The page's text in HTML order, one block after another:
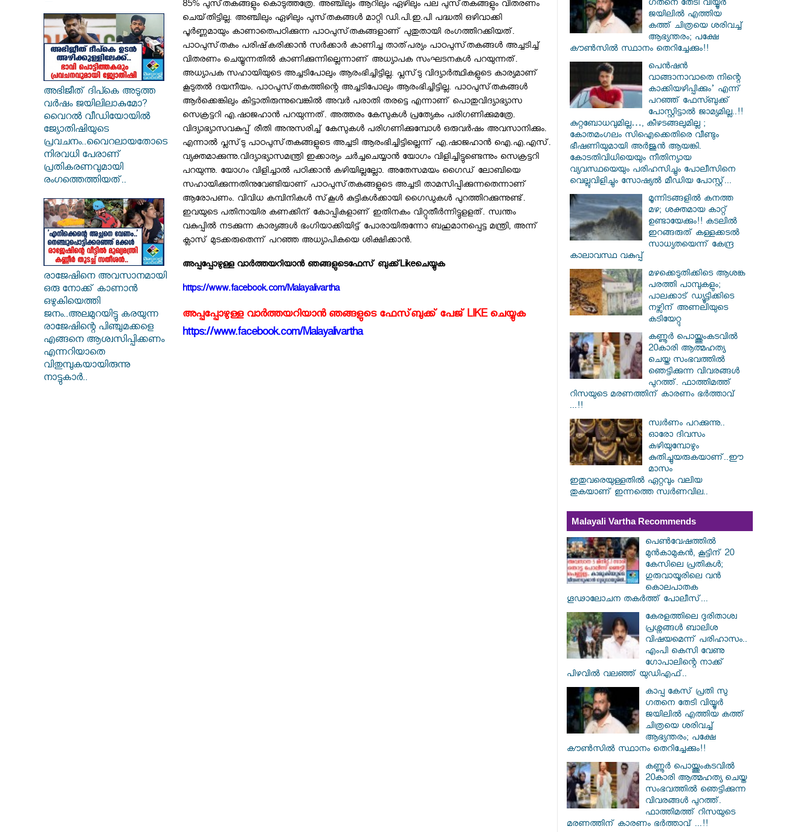
അഭിജീത് ദിപ്കെ അടുത്ത
വർഷം ജയിലിലാകുമോ?
വൈറൽ വീഡിയോയിൽ
ജ്യോതിഷിയുടെ
പ്രവചനം..വൈറലായതോടെ
നിരവധി പേരാണ്
പ്രതികരണവുമായി
രംഗത്തെത്തിയത്..
രാജേഷിനെ അവസാനമായി
ഒരു നോക്ക് കാണാൻ
ഒഴുകിയെത്തി
ജനം..അലമുറയിട്ടു കരയുന്ന
രാജേഷിന്റെ പിഞ്ചുമക്കളെ
എങ്ങനെ ആശ്വസിപ്പിക്കണം
എന്നറിയാതെ
വിതുമ്പുകയായിരുന്നു
നാട്ടുകാർ..
85% പുസ്‌തകങ്ങളും കൊടുത്തത്രേ. അഞ്ചിലും ആറിലും ഏഴിലും പല പുസ്‌തകങ്ങളും വിതരണം
ചെയ്‌തിട്ടില്ല. അഞ്ചിലും ഏഴിലും പുസ്‌തകങ്ങള്‍ മാറ്റി ഡി.പി.ഇ.പി പദ്ധതി ഒഴിവാക്കി
പൂര്‍ണ്ണമായും കാണാതെപഠിക്കുന്ന പാഠപുസ്‌തകങ്ങളാണ്‌ പുതുതായി രംഗത്തിറക്കിയത്‌.
പാഠപുസ്‌തകം പരിഷ്‌കരിക്കാന്‍ സര്‍ക്കാര്‍ കാണിച്ച താത്‌പര്യം പാഠപുസ്‌തകങ്ങള്‍ അച്ചടിച്ച്‌
വിതരണം ചെയ്യുന്നതില്‍ കാണിക്കുന്നില്ലെന്നാണ്‌ അധ്യാപക സംഘടനകള്‍ പറയുന്നത്‌.
അധ്യാപക സഹായിയുടെ അച്ചടിപോലും ആരംഭിച്ചിട്ടില്ല. പ്ലസ്‌ടു വിദ്യാര്‍ത്ഥികളുടെ കാര്യമാണ്‌
കൂടുതല്‍ ദയനീയം. പാഠപുസ്‌തകത്തിന്റെ അച്ചടിപോലും ആരംഭിച്ചിട്ടില്ല. പാഠപുസ്‌തകങ്ങള്‍
ആര്‍ക്കെങ്കിലും കിട്ടാതിരുന്നുവെങ്കില്‍ അവര്‍ പരാതി തരട്ടെ എന്നാണ്‌ പൊതുവിദ്യാഭ്യാസ
സെക്രട്ടറി എ.ഷാജഹാന്‍ പറയുന്നത്‌. അത്തരം കേസുകള്‍ പ്രത്യേകം പരിഗണിക്കുമത്രേ.
വിദ്യാഭ്യാസവകുപ്പ്‌ രീതി അനുസരിച്ച്‌ കേസുകള്‍ പരിഗണിക്കുമ്പോള്‍ ഒരുവര്‍ഷം അവസാനിക്കും.
എന്നാല്‍ പ്ലസ്‌ടു പാഠപുസ്‌തകങ്ങളുടെ അച്ചടി ആരംഭിച്ചിട്ടില്ലെന്ന്‌ എ.ഷാജഹാന്‍ ഐ.എ.എസ്‌.
വ്യക്തമാക്കുന്നു.വിദ്യാഭ്യാസമന്ത്രി ഇക്കാര്യം ചര്‍ച്ചചെയ്യാന്‍ യോഗം വിളിച്ചിട്ടുണ്ടെന്നും സെക്രട്ടറി
പറയുന്നു. യോഗം വിളിച്ചാല്‍ പഠിക്കാന്‍ കഴിയില്ലല്ലോ. അതേസമയം ഗൈഡ്‌ ലോബിയെ
സഹായിക്കുന്നതിനുവേണ്ടിയാണ്‌ പാഠപുസ്‌തകങ്ങളുടെ അച്ചടി താമസിപ്പിക്കുന്നതെന്നാണ്‌
ആരോപണം. വിവിധ കമ്പിനികള്‍ സ്‌കൂള്‍ കുട്ടികള്‍ക്കായി ഗൈഡുകള്‍ പുറത്തിറക്കുന്നുണ്ട്‌.
ഇവയുടെ പതിനായിര കണക്കിന്‌ കോപ്പികളാണ്‌ ഇതിനകം വിറ്റുതീര്‍ന്നിട്ടുളളത്‌. സ്വന്തം
വകുപ്പില്‍ നടക്കുന്ന കാര്യങ്ങള്‍ ഭംഗിയാക്കിയിട്ട്‌ പോരായിരുന്നോ ബഹുമാനപ്പെട്ട മന്ത്രി, അന്ന്‌
ക്ലാസ്‌ മുടക്കരുതെന്ന്‌ പറഞ്ഞ അധ്യാപികയെ ശിക്ഷിക്കാന്‍.
അപ്പപ്പോഴുള്ള വാര്‍ത്തയറിയാന്‍ ഞങ്ങളുടെഫേസ്‌ ബുക്ക്‌Likeചെയ്യുക
https://www.facebook.com/Malayalivartha
അപ്പപ്പോഴുള്ള വാര്‍ത്തയറിയാന്‍ ഞങ്ങളുടെ ഫേസ്‌ബുക്ക്‌ പേജ് LIKE ചെയ്യുക
https://www.facebook.com/Malayalivartha
ഗതനെ തേടി വിയ്യൂർ
ജയിലിൽ എത്തിയ
കത്ത് ചിത്രയെ ശരിവച്ച്
ആഭ്യന്തരം; പക്ഷേ
കൗൺസിൽ സ്ഥാനം തെറിച്ചേക്കും!!
പെൻഷൻ
വാങ്ങാനാവാതെ നിന്റെ
കാക്കിയഴിപ്പിക്കും’ എന്ന്
പറഞ്ഞ് ഫേസ്ബുക്ക്
പോസ്റ്റിട്ടാൽ ജാമ്യമില്ല..!!
കുറ്റബോധവുമില്ല…, കീഴടങ്ങലുമില്ല ;
കോതമംഗലം സിഐക്കെതിരെ വീണ്ടും
ഭീഷണിയുമായി അര്‍ജുന്‍ ആയങ്കി.
കോടതിവിധിയെയും നീതിന്യായ
വ്യവസ്ഥയെയും പരിഹസിച്ചും പോലീസിനെ
വെല്ലുവിളിച്ചും സോഷ്യൽ മീഡിയ പോസ്റ്റ്...
മൂന്നിടങ്ങളിൽ കനത്ത
മഴ; ശക്തമായ കാറ്റ്
ഉണ്ടായേക്കും!! കടലിൽ
ഇറങ്ങരുത് കള്ളക്കടൽ
സാധ്യതയെന്ന് കേന്ദ്ര
കാലാവസ്ഥ വകുപ്പ്
മഴക്കെടുതിക്കിടെ ആശങ്ക
പരത്തി പാമ്പുകളും;
പാലക്കാട് ഡ്യൂട്ടിക്കിടെ
നഴ്സിന് അണലിയുടെ
കടിയേറ്റു
കണ്ണൂർ പൊയ്ത്തുംകടവിൽ
20കാരി ആത്മഹത്യ
ചെയ്ത സംഭവത്തിൽ
ഞെട്ടിക്കുന്ന വിവരങ്ങൾ
പുറത്ത്. ഫാത്തിമത്ത്
റിസയുടെ മരണത്തിന് കാരണം ഭർത്താവ്
...!!
സ്വര്‍ണം പറക്കുന്നു..
ഓരോ ദിവസം
കഴിയുമ്പോഴും
കുതിച്ചുയരുകയാണ്..ഈ
മാസം
ഇതുവരെയുള്ളതിൽ ഏറ്റവും വലിയ
തുകയാണ് ഇന്നത്തെ സ്വർണവില..
Malayali Vartha Recommends
പെൺവേഷത്തിൽ
മുൻകാമുകൻ, കൂട്ടിന് 20
കേസിലെ പ്രതികൾ;
ഗുരുവായൂരിലെ വൻ
കൊലപാതക
ഗൂഢാലോചന തകർത്ത് പോലീസ്...
കേരളത്തിലെ ദുരിതാശ്വ
പ്രശ്നങ്ങൾ ബാലിശ
വിഷയമെന്ന് പരിഹാസം..
എംപി കെസി വേണു​
ഗോപാലിന്റെ നാക്ക്
പിഴവിൽ വലഞ്ഞ് യുഡിഎഫ്..
കാപ്പ കേസ് പ്രതി സു​
ഗതനെ തേടി വിയ്യൂർ
ജയിലിൽ എത്തിയ കത്ത്
ചിത്രയെ ശരിവച്ച്
ആഭ്യന്തരം; പക്ഷേ
കൗൺസിൽ സ്ഥാനം തെറിച്ചേക്കും!!
കണ്ണൂർ പൊയ്ത്തുംകടവിൽ
20കാരി ആത്മഹത്യ ചെയ്ത
സംഭവത്തിൽ ഞെട്ടിക്കുന്ന
വിവരങ്ങൾ പുറത്ത്.
ഫാത്തിമത്ത് റിസയുടെ
മരണത്തിന് കാരണം ഭർത്താവ് ...!!